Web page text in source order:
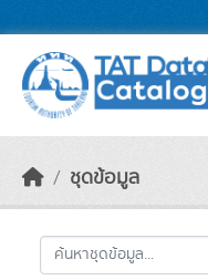
ชุดข้อมูล